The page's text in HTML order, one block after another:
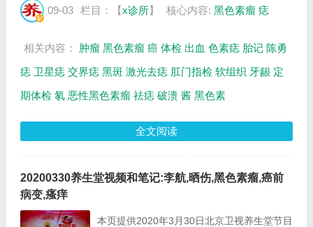
内容，百年养生网提供视频全集的在线观看和
09-03 栏目：【x诊所】 核心内容: 黑色素瘤 痣
相关内容： 肿瘤 黑色素瘤 癌 体检 出血 色素痣 胎记 陈勇
痣 卫星痣 交界痣 黑斑 激光去痣 肛门指检 软组织 牙龈 定
期体检 氡 恶性黑色素瘤 祛痣 破溃 酱 黑色素
全文阅读
20200330养生堂视频和笔记:李航,晒伤,黑色素瘤,癌前
病变,瘙痒
本页提供2020年3月30日北京卫视养生堂节目